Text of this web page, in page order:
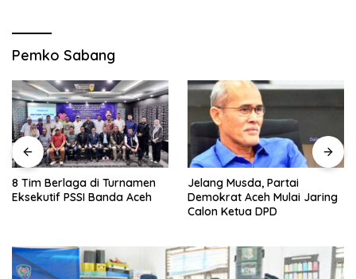
Pemko Sabang
8 Tim Berlaga di Turnamen
Eksekutif PSSI Banda Aceh
Jelang Musda, Partai
Demokrat Aceh Mulai Jaring
Calon Ketua DPD